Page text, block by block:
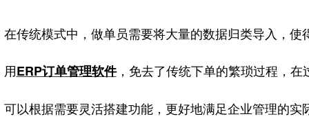
在传统模式中，做单员需要将大量的数据归类导入，
用ERP订单管理软件，免去了传统下单的繁琐过程，
可以根据需要灵活搭建功能，更好地满足企业管理的实